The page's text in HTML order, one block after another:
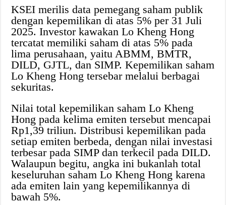
KSEI merilis data pemegang saham publik
dengan kepemilikan di atas 5% per 31 Juli
2025. Investor kawakan Lo Kheng Hong
tercatat memiliki saham di atas 5% pada
lima perusahaan, yaitu ABMM, BMTR,
DILD, GJTL, dan SIMP. Kepemilikan saham
Lo Kheng Hong tersebar melalui berbagai
sekuritas.
Nilai total kepemilikan saham Lo Kheng
Hong pada kelima emiten tersebut mencapai
Rp1,39 triliun. Distribusi kepemilikan pada
setiap emiten berbeda, dengan nilai investasi
terbesar pada SIMP dan terkecil pada DILD.
Walaupun begitu, angka ini bukanlah total
keseluruhan saham Lo Kheng Hong karena
ada emiten lain yang kepemilikannya di
bawah 5%.